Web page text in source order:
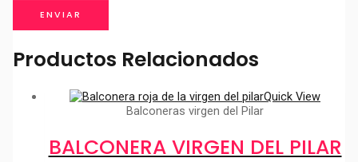
Productos Relacionados
Quick View
Balconeras virgen del Pilar
BALCONERA VIRGEN DEL PILAR